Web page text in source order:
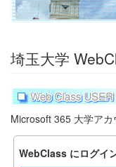
埼玉大学
Microsoft 365 大学アカ
WebClass にログイ